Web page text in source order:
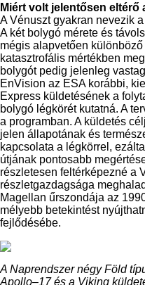
Miért volt jelentősen eltérő
A Vénuszt gyakran nevezik
A két bolygó mérete és
mégis alapvetően
katasztrofális mértékben
bolygót pedig jelenleg
EnVision az ESA korábbi,
Express küldetésének a
bolygó légkörét kutatná. A
a programban. A küldetés
jelen állapotának és
kapcsolata a légkörrel,
útjának pontosabb
részletesen feltérképezné a
részletgazdagsága
Magellan űrszondája az
mélyebb betekintést
fejlődésébe.
A Naprendszer négy Föld
Apollo–17 és a Viking